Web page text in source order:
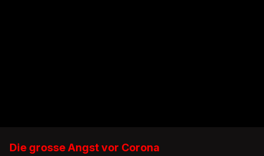
Die grosse Angst vor Corona